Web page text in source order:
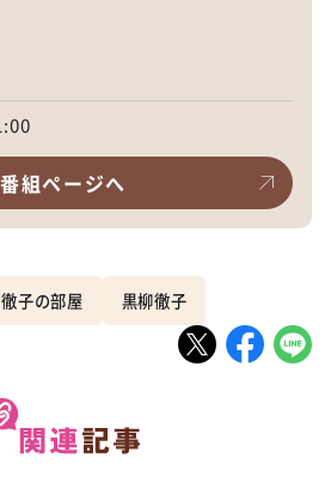
番組ページへ
徹子の部屋 黒柳徹子